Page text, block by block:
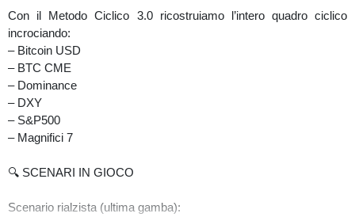
Con il Metodo Ciclico 3.0 ricostruiamo l’intero quadro ciclico
incrociando:
– Bitcoin USD
– BTC CME
– Dominance
– DXY
– S&P500
– Magnifici 7
🔍 SCENARI IN GIOCO
Scenario rialzista (ultima gamba):